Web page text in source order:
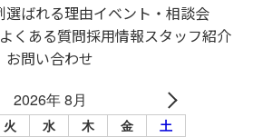
選ばれる理由イベント・相談会
くある質問採用情報スタッフ紹介
お問い合わせ
2026年 8月
火 水 木 金 土